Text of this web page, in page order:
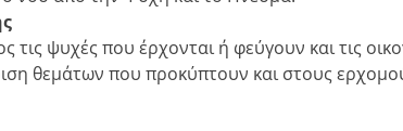
τις ψυχές που έρχονται ή φεύγουν και τις
θεμάτων που προκύπτουν και στους